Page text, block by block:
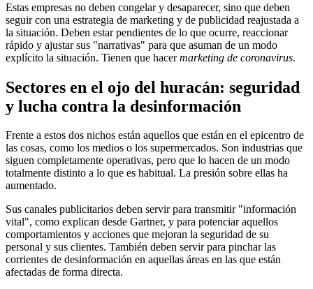
Estas empresas no deben congelar y desaparecer, sino que deben
seguir con una estrategia de marketing y de publicidad reajustada a
la situación. Deben estar pendientes de lo que ocurre, reaccionar
rápido y ajustar sus "narrativas" para que asuman de un modo
explícito la situación. Tienen que hacermarketing de coronavirus.
Sectores en el ojo del huracán: seguridad
y lucha contra la desinformación
Frente a estos dos nichos están aquellos que están en el epicentro de
las cosas, como los medios o los supermercados. Son industrias que
siguen completamente operativas, pero que lo hacen de un modo
totalmente distinto a lo que es habitual. La presión sobre ellas ha
aumentado.
Sus canales publicitarios deben servir para transmitir "información
vital", como explican desde Gartner, y para potenciar aquellos
comportamientos y acciones que mejoran la seguridad de su
personal y sus clientes. También deben servir para pinchar las
corrientes de desinformación en aquellas áreas en las que están
afectadas de forma directa.